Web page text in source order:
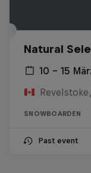
Natural
10 – 15
SNOWBOARDEN
Past event